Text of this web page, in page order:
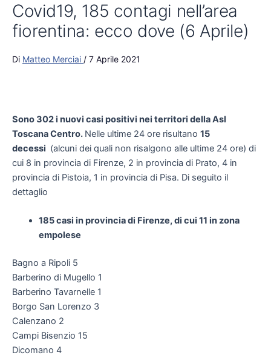
Covid19, 185 contagi nell’area
fiorentina: ecco dove (6 Aprile)
Di Matteo Merciai / 7 Aprile 2021
Sono302i nuovi casi positivi nei territori della Asl
Toscana Centro. Nelle ultime 24 ore risultano 15
decessi (alcuni dei quali non risalgono alle ultime 24 ore) di
cui 8 in provincia di Firenze, 2 in provincia di Prato, 4 in
provincia di Pistoia, 1 in provincia di Pisa. Di seguito il
dettaglio
185 casi in provincia di Firenze, di cui 11 in zona
empolese
Bagno a Ripoli 5
Barberino di Mugello 1
Barberino Tavarnelle 1
Borgo San Lorenzo 3
Calenzano 2
Campi Bisenzio 15
Dicomano 4